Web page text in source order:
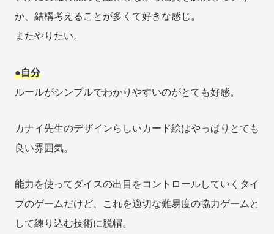
か、結構考えることが多くて好きな感じ。
またやりたい。
●自分
ルールがシンプルでわかりやすいのがとても好感。
カナイ先生のデザインらしいカード絵はやっぱりとても
良い雰囲気。
能力を使ってダイスの出目をコントロールしていくタイ
プのゲームだけど、これを適切な難易度の協力ゲームと
して練り込む技術に脱帽。